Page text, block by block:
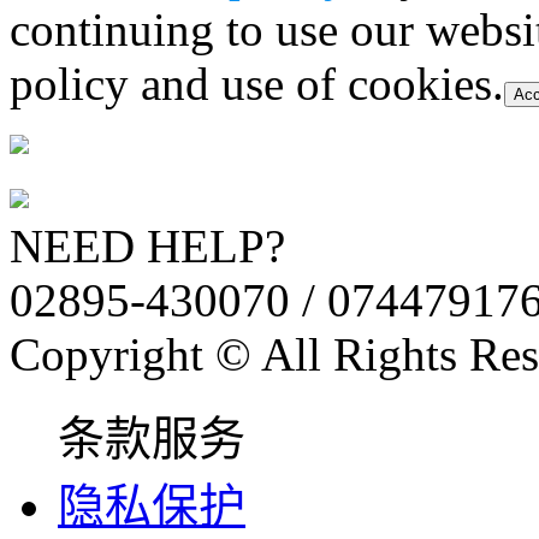
continuing to use our
policy and use of cookies.
NEED HELP?
02895-430070 /
Copyright © All Rights
条款服务
隐私保护